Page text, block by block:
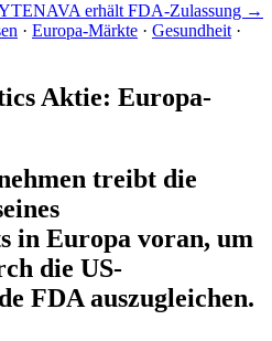
erhält FDA-Zulassung →
· Europa-Märkte · Gesundheit ·
Aktie: Europa-
treibt die
in Europa voran, um
die US-
FDA auszugleichen.